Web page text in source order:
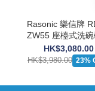
Rasonic 樂信牌
ZW55 座檯式洗碗
(送：ecostore 檸檬
機專用洗碗粉
HK$3,080.00
HK$3,980.00 23%